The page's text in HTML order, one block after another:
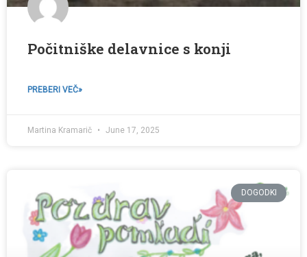
Počitniške delavnice s konji
PREBERI VEČ»
Martina Kramarič June 17, 2025
DOGODKI